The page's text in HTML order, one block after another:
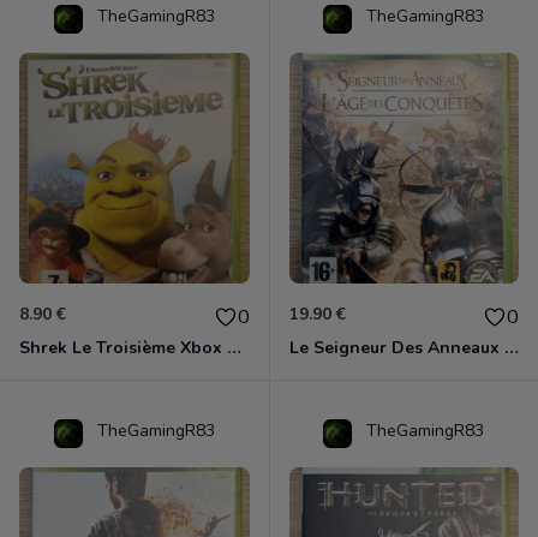
TheGamingR83
8.90 € 0
Shrek Le Troisième Xbox 360
TheGamingR83
19.90 € 0
Le Seigneur Des Anneaux - L'âge Des Conquêtes Xbox 360
TheGamingR83 TheGamingR83